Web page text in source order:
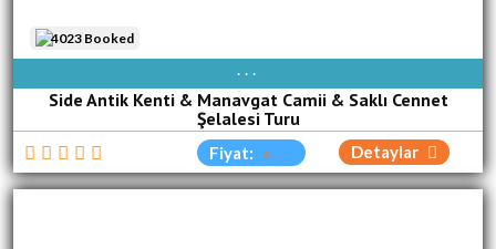
ÇA[R]
Side Antik Kenti & Manavgat Camii & Saklı Cennet
Şelalesi Turu
4023 Booked
Fiyat: Detaylar